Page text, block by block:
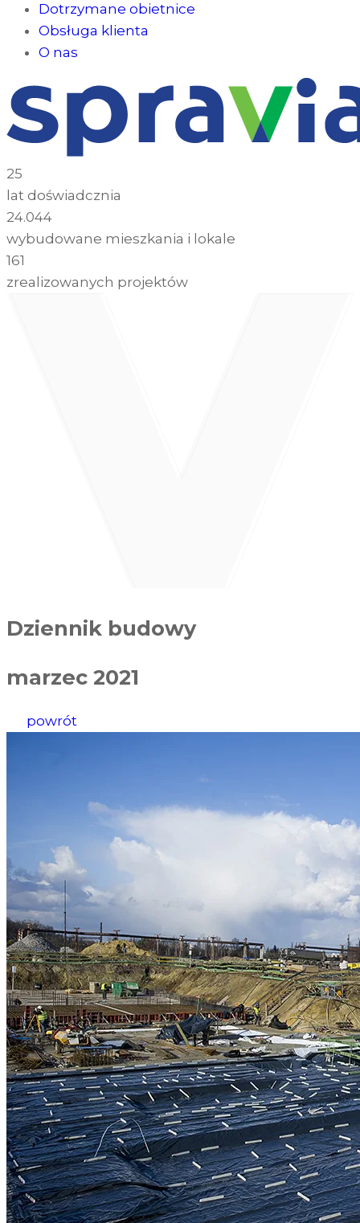
Dotrzymane obietnice
Obsługa klienta
O nas
25
lat doświadcznia
24.044
wybudowane mieszkania i lokale
161
zrealizowanych projektów
Dziennik budowy
marzec 2021
powrót